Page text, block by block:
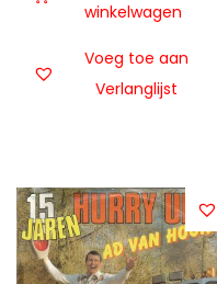
winkelwagen
Voeg toe aan
Verlanglijst